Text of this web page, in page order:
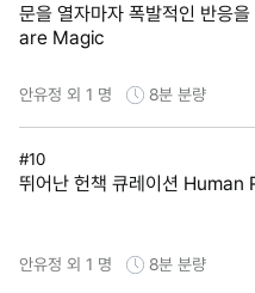
문을 열자마자 폭발적인 반응
are Magic
안유정 외 1 명 8분 분량
#10
뛰어난 헌책 큐레이션 Human
안유정 외 1 명 8분 분량